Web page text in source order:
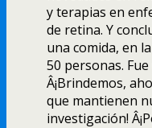
y terapias en
de retina. Y
una comida, en
50 personas.
Â¡Brindemos,
que mantienen
investigación!